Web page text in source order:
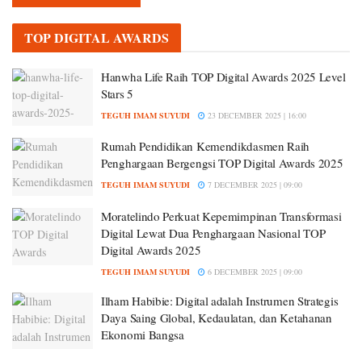
TOP DIGITAL AWARDS
Hanwha Life Raih TOP Digital Awards 2025 Level
Stars 5
TEGUH IMAM SUYUDI 23 DECEMBER 2025 | 16:00
Rumah Pendidikan Kemendikdasmen Raih
Penghargaan Bergengsi TOP Digital Awards 2025
TEGUH IMAM SUYUDI 7 DECEMBER 2025 | 09:00
Moratelindo Perkuat Kepemimpinan Transformasi
Digital Lewat Dua Penghargaan Nasional TOP
Digital Awards 2025
TEGUH IMAM SUYUDI 6 DECEMBER 2025 | 09:00
Ilham Habibie: Digital adalah Instrumen Strategis
Daya Saing Global, Kedaulatan, dan Ketahanan
Ekonomi Bangsa